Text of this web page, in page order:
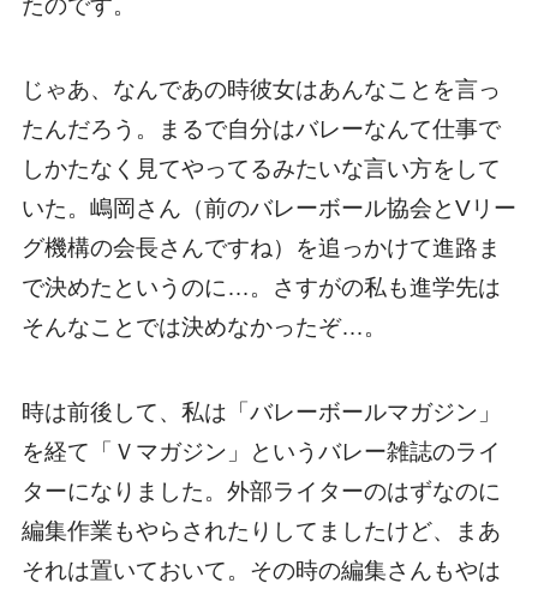
たのです。
じゃあ、なんであの時彼女はあんなことを言っ
たんだろう。まるで自分はバレーなんて仕事で
しかたなく見てやってるみたいな言い方をして
いた。嶋岡さん（前のバレーボール協会とVリー
グ機構の会長さんですね）を追っかけて進路ま
で決めたというのに…。さすがの私も進学先は
そんなことでは決めなかったぞ…。
時は前後して、私は「バレーボールマガジン」
を経て「Ｖマガジン」というバレー雑誌のライ
ターになりました。外部ライターのはずなのに
編集作業もやらされたりしてましたけど、まあ
それは置いておいて。その時の編集さんもやは